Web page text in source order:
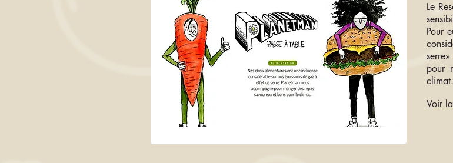
Le
Pour
serre
pour
Voir